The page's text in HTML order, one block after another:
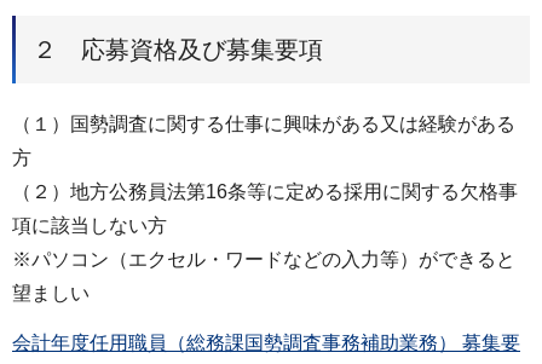
２ 応募資格及び募集要項
（１）国勢調査に関する仕事に興味がある又は経験がある
方
（２）地方公務員法第16条等に定める採用に関する欠格事
項に該当しない方
※パソコン（エクセル・ワードなどの入力等）ができると
望ましい
会計年度任用職員（総務課国勢調査事務補助業務） 募集要